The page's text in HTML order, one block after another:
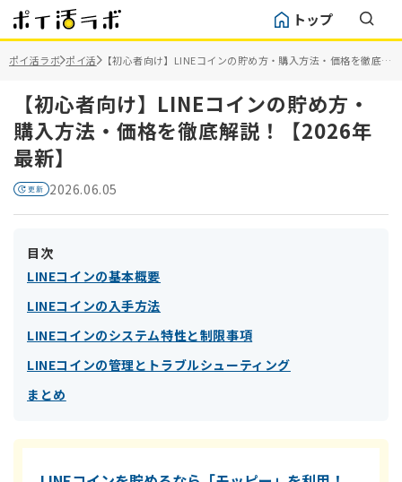
トップ
ポイ活ラボ ポイ活 【初心者向け】LINEコインの貯め方・購入方法・価格を徹底解
説！【2026年最新】
【初心者向け】LINEコインの貯め方・
購入方法・価格を徹底解説！【2026年
最新】
2026.06.05
目次
LINEコインの基本概要
LINEコインの入手方法
LINEコインのシステム特性と制限事項
LINEコインの管理とトラブルシューティング
まとめ